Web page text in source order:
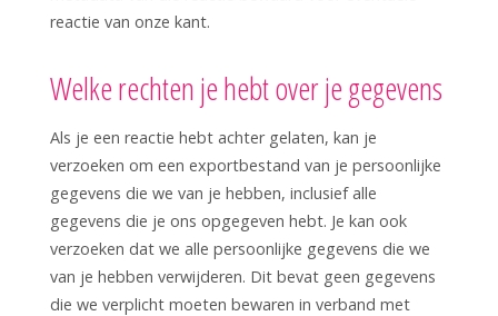
reactie van onze kant.
Welke rechten je hebt over je gegevens
Als je een reactie hebt achter gelaten, kan je
verzoeken om een exportbestand van je persoonlijke
gegevens die we van je hebben, inclusief alle
gegevens die je ons opgegeven hebt. Je kan ook
verzoeken dat we alle persoonlijke gegevens die we
van je hebben verwijderen. Dit bevat geen gegevens
die we verplicht moeten bewaren in verband met